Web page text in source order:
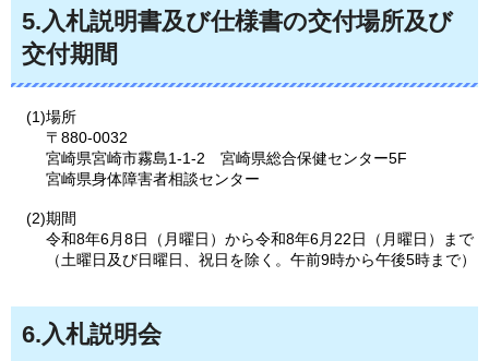
5.入札説明書及び仕様書の交付場所及び
交付期間
(1)場所
〒880-0032
宮崎県宮崎市霧島1-1-2
宮崎県総合保健センター5F
宮崎県身体障害者相談センター
(2)期間
令和8年6月8日（月曜日）から令和8年6月22日（月曜日）まで
（土曜日及び日曜日、祝日を除く。午前9時から午後5時まで）
6.入札説明会